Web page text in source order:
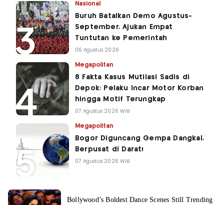
Nasional
Buruh Batalkan Demo Agustus-
September, Ajukan Empat
Tuntutan ke Pemerintah
06 Agustus 2026
Megapolitan
8 Fakta Kasus Mutilasi Sadis di
Depok: Pelaku Incar Motor Korban
hingga Motif Terungkap
07 Agustus 2026 WIB
Megapolitan
Bogor Diguncang Gempa Dangkal,
Berpusat di Darat!
07 Agustus 2026 WIB